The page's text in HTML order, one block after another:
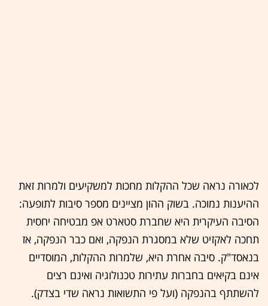
לכאורה נראה שכל ההקלות מחכות למשקיעים ולמרות זאת
ההיענות נמוכה. בשוק ההון מציינים מספר סיבות לתופעה:
הסיבה העיקרית היא שחברת סטארט אפ מבטיחה יחסית
תחכה לאקזיט שלא במסגרת הנפקה, ואם כבר הנפקה, אז
בנאסד"ק. סיבה אחרת היא, שלמרות ההקלות, המוסדיים
אינם בקיאים בחברות עתירות טכנולוגיה ואינם רצים
להשתתף בהנפקה (ועל פי התשואות נראה שדי בצדק).